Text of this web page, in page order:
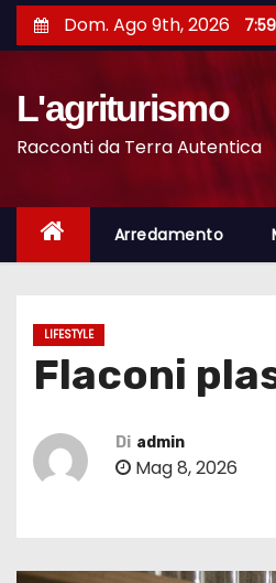
a
o
Dom. Ago 9th, 2026
L'agriturismo
Racconti da Terra Autentica
Arredamento
LIFESTYLE
Flaconi
Di admin
Mag 8, 2026